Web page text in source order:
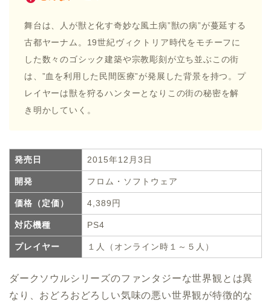
舞台は、人が獣と化す奇妙な風土病”獣の病”が蔓延する
古都ヤーナム。19世紀ヴィクトリア時代をモチーフに
した数々のゴシック建築や宗教彫刻が立ち並ぶこの街
は、”血を利用した民間医療”が発展した背景を持つ。プ
レイヤーは獣を狩るハンターとなりこの街の秘密を解
き明かしていく。
発売日 2015年12月3日
開発 フロム・ソフトウェア
価格（定価） 4,389円
対応機種 PS4
プレイヤー １人（オンライン時１～５人）
ダークソウルシリーズのファンタジーな世界観とは異
なり、おどろおどろしい気味の悪い世界観が特徴的な